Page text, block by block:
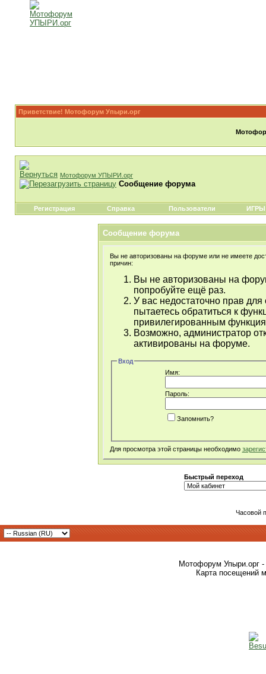
Приветствие! Мотофорум Упыри.орг
Мотофорум УПЫРИ.орг
Сообщение форума
Регистрация Справка Пользователи ИГРЫ
Сообщение форума
Вы не авторизованы на форуме или не имеете
причин:
Вы не авторизованы на
попробуйте ещё раз.
У вас недостаточно прав
пытаетесь обратиться к
привилегированным
Возможно, администратор
активированы на форуме.
Вход
Имя:
Пароль:
Запомнить?
Для просмотра этой страницы необходимо
Быстрый переход
Часовой
Мотофорум Упыри.орг -
Карта посещений